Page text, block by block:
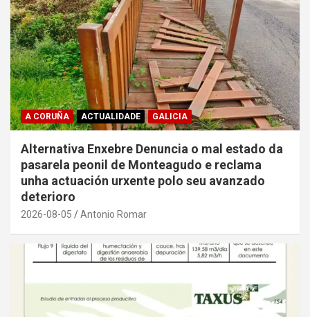
A CORUÑA ACTUALIDADE GALICIA
Alternativa Enxebre Denuncia o mal estado da
pasarela peonil de Monteagudo e reclama
unha actuación urxente polo seu avanzado
deterioro
2026-08-05 Antonio Romar